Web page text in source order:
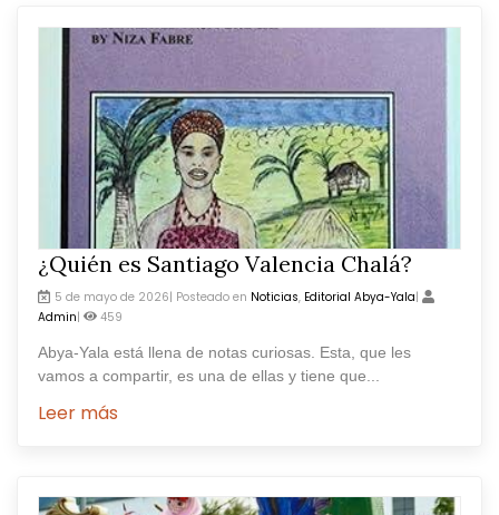
¿Quién es Santiago Valencia Chalá?
5 de mayo de 2026| Posteado en Noticias, Editorial Abya-Yala|
Admin| 459
Abya-Yala está llena de notas curiosas. Esta, que les
vamos a compartir, es una de ellas y tiene que...
Leer más